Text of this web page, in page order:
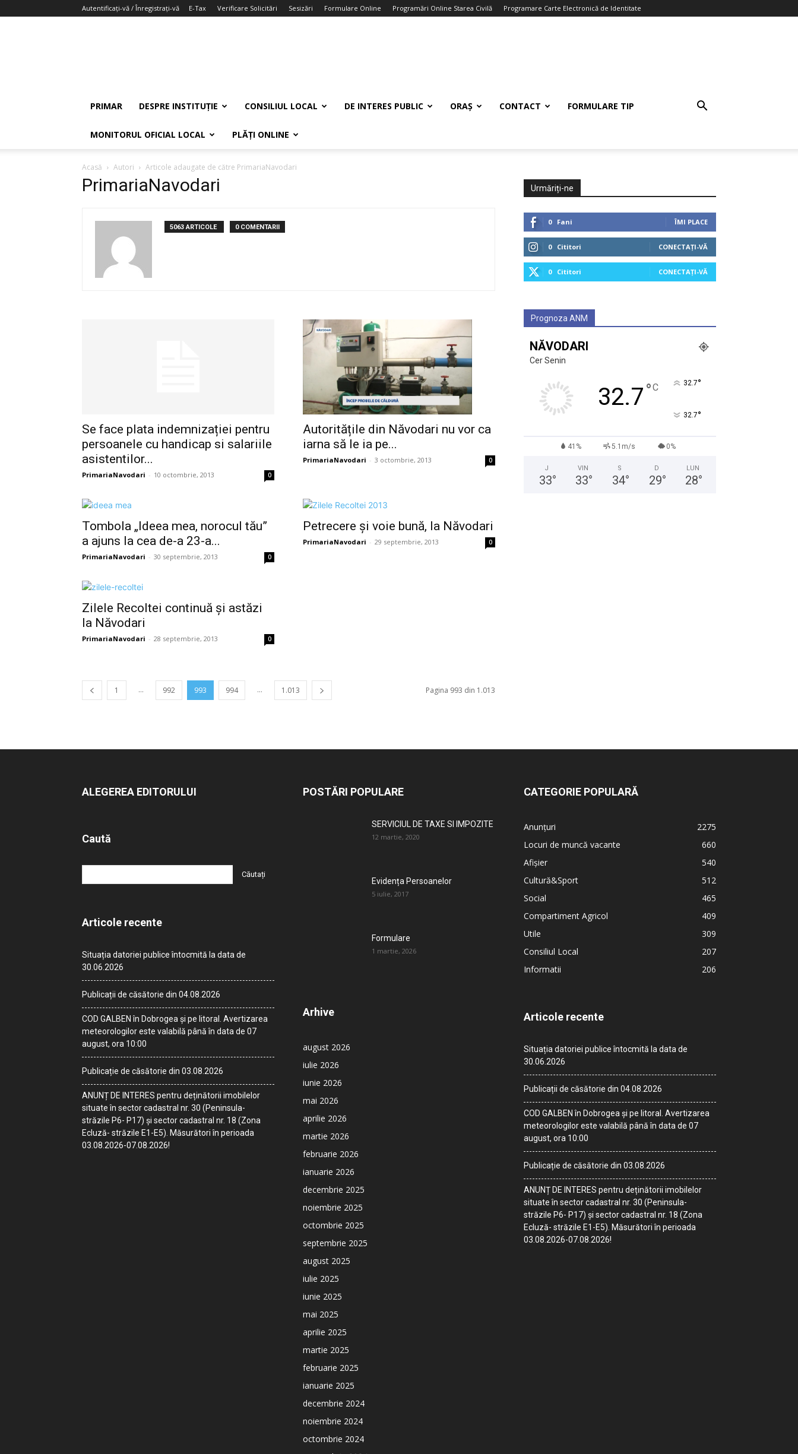
Autentificați-vă / Înregistrați-vă E-Tax Verificare Solicitări Sesizări Formulare Online Programări Online Starea Civilă Programare Carte Electronică de Identitate
PRIMAR DESPRE INSTITUȚIE CONSILIUL LOCAL DE INTERES PUBLIC ORAȘ CONTACT FORMULARE TIP
MONITORUL OFICIAL LOCAL PLĂȚI ONLINE
Acasă Autori Articole adaugate de către PrimariaNavodari
PrimariaNavodari
5063 ARTICOLE 0 COMENTARII
Se face plata indemnizației pentru
persoanele cu handicap si salariile
asistentilor...
PrimariaNavodari - 10 octombrie, 2013 0
Autoritățile din Năvodari nu vor ca
iarna să le ia pe...
PrimariaNavodari - 3 octombrie, 2013 0
Tombola „Ideea mea, norocul tău”
a ajuns la cea de-a 23-a...
PrimariaNavodari - 30 septembrie, 2013 0
Petrecere şi voie bună, la Năvodari
PrimariaNavodari - 29 septembrie, 2013 0
Zilele Recoltei continuă și astăzi
la Năvodari
PrimariaNavodari - 28 septembrie, 2013 0
1 ... 992 993 994 ... 1.013 Pagina 993 din 1.013
Urmăriți-ne
0 Fani ÎMI PLACE
0 Cititori CONECTAȚI-VĂ
0 Cititori CONECTAȚI-VĂ
Prognoza ANM
NĂVODARI
Cer Senin
32.7°C 32.7°
32.7°
41% 5.1m/s 0%
J
33°
VIN
33°
S
34°
D
29°
LUN
28°
ALEGEREA EDITORULUI
Caută
Articole recente
Situația datoriei publice întocmită la data de
30.06.2026
Publicații de căsătorie din 04.08.2026
COD GALBEN în Dobrogea și pe litoral. Avertizarea
meteorologilor este valabilă până în data de 07
august, ora 10:00
Publicație de căsătorie din 03.08.2026
ANUNȚ DE INTERES pentru deținătorii imobilelor
situate în sector cadastral nr. 30 (Peninsula-
străzile P6- P17) și sector cadastral nr. 18 (Zona
Ecluză- străzile E1-E5). Măsurători în perioada
03.08.2026-07.08.2026!
POSTĂRI POPULARE
SERVICIUL DE TAXE SI IMPOZITE
12 martie, 2020
Evidența Persoanelor
5 iulie, 2017
Formulare
1 martie, 2026
Arhive
august 2026
iulie 2026
iunie 2026
mai 2026
aprilie 2026
martie 2026
februarie 2026
ianuarie 2026
decembrie 2025
noiembrie 2025
octombrie 2025
septembrie 2025
august 2025
iulie 2025
iunie 2025
mai 2025
aprilie 2025
martie 2025
februarie 2025
ianuarie 2025
decembrie 2024
noiembrie 2024
octombrie 2024
CATEGORIE POPULARĂ
Anunțuri
2275
Locuri de muncă vacante
660
Afișier
540
Cultură&Sport
512
Social
465
Compartiment Agricol
409
Utile
309
Consiliul Local
207
Informatii
206
Articole recente
Situația datoriei publice întocmită la data de
30.06.2026
Publicații de căsătorie din 04.08.2026
COD GALBEN în Dobrogea și pe litoral. Avertizarea
meteorologilor este valabilă până în data de 07
august, ora 10:00
Publicație de căsătorie din 03.08.2026
ANUNȚ DE INTERES pentru deținătorii imobilelor
situate în sector cadastral nr. 30 (Peninsula-
străzile P6- P17) și sector cadastral nr. 18 (Zona
Ecluză- străzile E1-E5). Măsurători în perioada
03.08.2026-07.08.2026!